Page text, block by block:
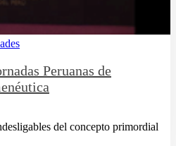
Peruanas de
del concepto primordial